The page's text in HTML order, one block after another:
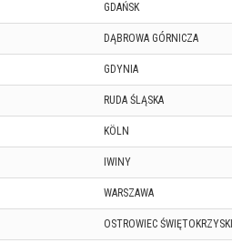
GDAŃSK
DĄBROWA GÓRNICZA
GDYNIA
RUDA ŚLĄSKA
KÖLN
IWINY
WARSZAWA
OSTROWIEC ŚWIĘTOKRZYSKI